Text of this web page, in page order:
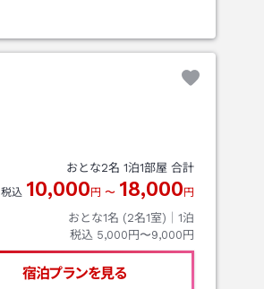
おとな2名 1泊1部屋 合計
税込 10,000 円 〜 18,000 円
おとな1名 (2名1室)｜ 1泊
税込 5,000円〜9,000円
宿泊プランを見る